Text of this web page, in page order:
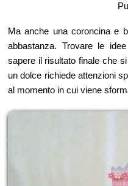
Ma anche una coroncina e
abbastanza. Trovare le
sapere il risultato finale che
un dolce richiede attenzioni
al momento in cui viene